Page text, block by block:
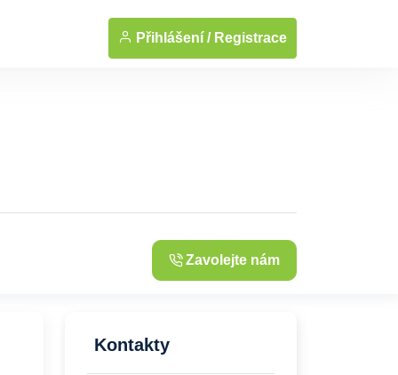
Přihlášení / Registrace
... Zobrazit fotografie
Zavolejte nám
Kontakty